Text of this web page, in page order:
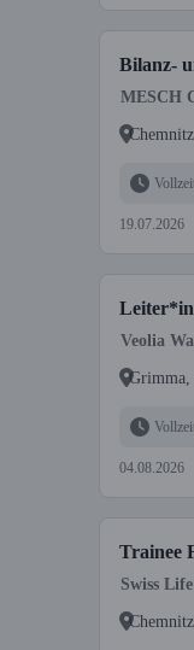
Bilanz-
MESCH
Chemnitz
19.07.2026
Leiter*in
Veolia
Grimma,
04.08.2026
Trainee
Swiss